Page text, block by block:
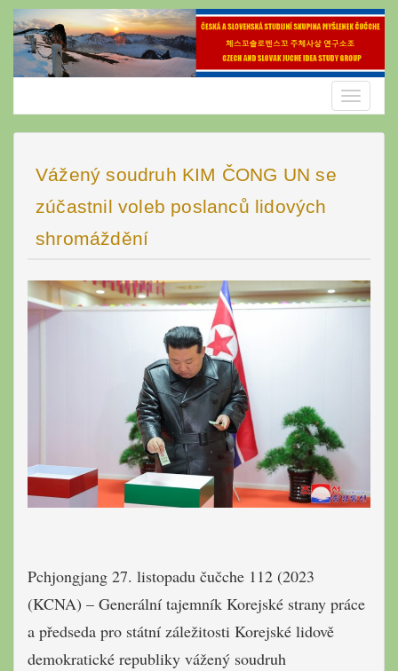
Skip
content
Toggle
Vážený soudruh KIM ČONG UN se
zúčastnil voleb poslanců lidových
shromáždění
Pchjongjang 27. listopadu čučche 112 (2023
(KCNA) – Generální tajemník Korejské strany práce
a předseda pro státní záležitosti Korejské lidově
demokratické republiky vážený soudruh